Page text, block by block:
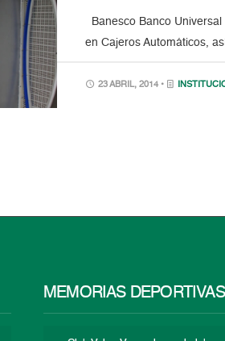
Banesco Banco
en Cajeros Automáticos,
23 ABRIL, 2014 •
MEMORIAS DEPORTIVAS